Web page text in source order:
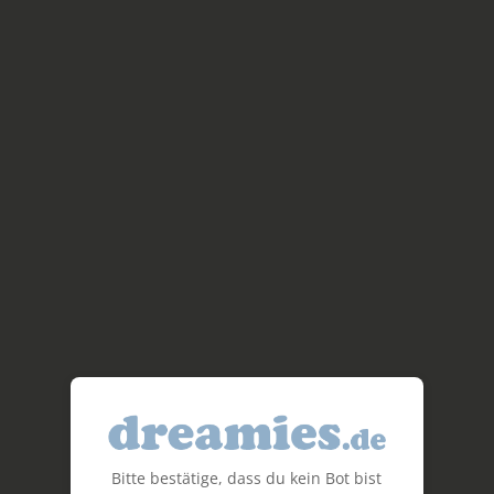
Bitte bestätige, dass du kein Bot bist